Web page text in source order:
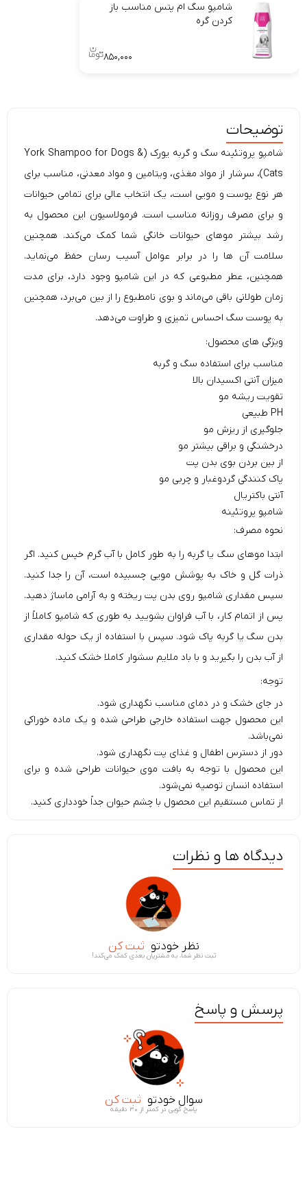
شامپو سگ ام پتس مناسب باز
کردن گره
۸۵۰,۰۰۰
توضیحات
شامپو پروتئینه سگ وگربه
یورک (York Shampoo for Dogs &
Cats)، سرشار از مواد مغذی، ویتامین و مواد معدنی، مناسب برای
هر نوع پوست و مویی است، یک انتخاب عالی برای تمامی حیوانات
و برای مصرف روزانه مناسب است. فرمولاسیون این محصول به
رشد بیشتر موهای حیوانات خانگی شما کمک می‌کند. همچنین
سلامت آن ها را در برابر عوامل آسیب رسان حفظ می‌نماید.
همچنین، عطر مطبوعی که در این شامپو وجود دارد، برای مدت
زمان طولانی باقی می‌ماند و بوی نامطبوع را از بین می‌برد، همچنین
به پوست سگ احساس تمیزی و طراوت می‌دهد.
ویژگی های محصول:
مناسب برای استفاده سگ و گربه
میزان آنتی اکسیدان بالا
تقویت ریشه مو
PH طبیعی
جلوگیری از ریزش مو
درخشنگی و براقی بیشتر مو
از بین بردن بوی بدن پت
پاک کنندگی گردوغبار و چربی مو
آنتی باکتریال
شامپو پروتئینه
نحوه مصرف:
ابتدا موهای سگ یا گربه را به طور کامل با آب گرم خیس کنید. اگر
ذرات گل و خاک به پوشش مویی چسبیده است، آن را جدا کنید.
سپس مقداری شامپو روی بدن پت ریخته و به آرامی ماساژ دهید.
پس از اتمام کار، با آب فراوان بشویید به طوری که شامپو کاملاً از
بدن سگ یا گربه پاک شود. سپس با استفاده از یک حوله مقداری
از آب بدن را بگیرید و با باد ملایم سشوار کاملا خشک کنید.
توجه:
در جای خشک و در دمای مناسب نگهداری شود.
این محصول جهت استفاده خارجی طراحی شده و یک ماده خوراکی
نمی‌باشد.
دور از دسترس اطفال و غذای پت نگهداری شود.
این محصول با توجه به بافت موی حیوانات طراحی شده و برای
استفاده انسان توصیه نمی‌شود.
از تماس مستقیم این محصول با چشم حیوان جداً خودداری کنید.
دیدگاه ها و نظرات
نظر خودتو ثبت کن
ثبت نظر شما، به مشتریان بعدی کمک می‌کند!
پرسش و پاسخ
سوال خودتو ثبت کن
پاسخ گویی در کمتر از ۳۰ دقیقه